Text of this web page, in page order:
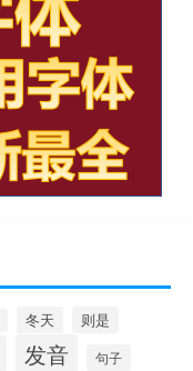
冬天
则是
发音 句子